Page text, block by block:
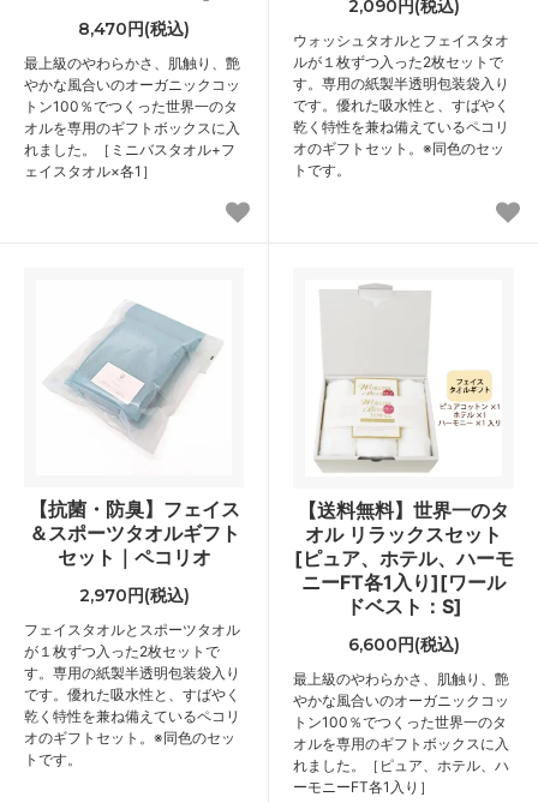
8,470円(税込)
最上級のやわらかさ、肌触り、艶
やかな風合いのオーガニックコッ
トン100％でつくった世界一のタ
オルを専用のギフトボックスに入
れました。［ミニバスタオル+フ
ェイスタオル×各1］
2,090円(税込)
ウォッシュタオルとフェイスタオ
ルが１枚ずつ入った2枚セットで
す。専用の紙製半透明包装袋入り
です。優れた吸水性と、すばやく
乾く特性を兼ね備えているペコリ
オのギフトセット。※同色のセッ
トです。
【抗菌・防臭】フェイス
＆スポーツタオルギフト
セット｜ペコリオ
2,970円(税込)
フェイスタオルとスポーツタオル
が１枚ずつ入った2枚セットで
す。専用の紙製半透明包装袋入り
です。優れた吸水性と、すばやく
乾く特性を兼ね備えているペコリ
オのギフトセット。※同色のセッ
トです。
【送料無料】世界一のタ
オル リラックスセット
[ピュア、ホテル、ハーモ
ニーFT各1入り][ワール
ドベスト：S]
6,600円(税込)
最上級のやわらかさ、肌触り、艶
やかな風合いのオーガニックコッ
トン100％でつくった世界一のタ
オルを専用のギフトボックスに入
れました。［ピュア、ホテル、ハ
ーモニーFT各1入り］